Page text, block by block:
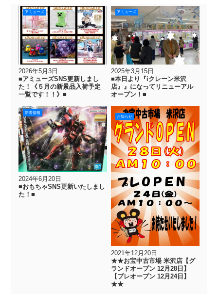
アミューズ
2026年5月3日
■アミューズSNS更新しまし
た！《５月の新景品入荷予定
一覧です！！》■
アミューズ
2025年3月15日
■本日より『iクレーン米沢
店』』になってリニューアル
オープン！■
新着情報
2024年6月20日
■おもちゃSNS更新いたしまし
た！■
お知らせ
2021年12月20日
★★お宝中古市場 米沢店【グ
ランドオープン 12月28日】
【プレオープン 12月24日】
★★